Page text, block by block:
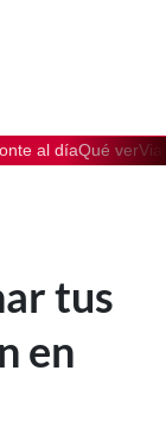
al díaQué ver
tus
en